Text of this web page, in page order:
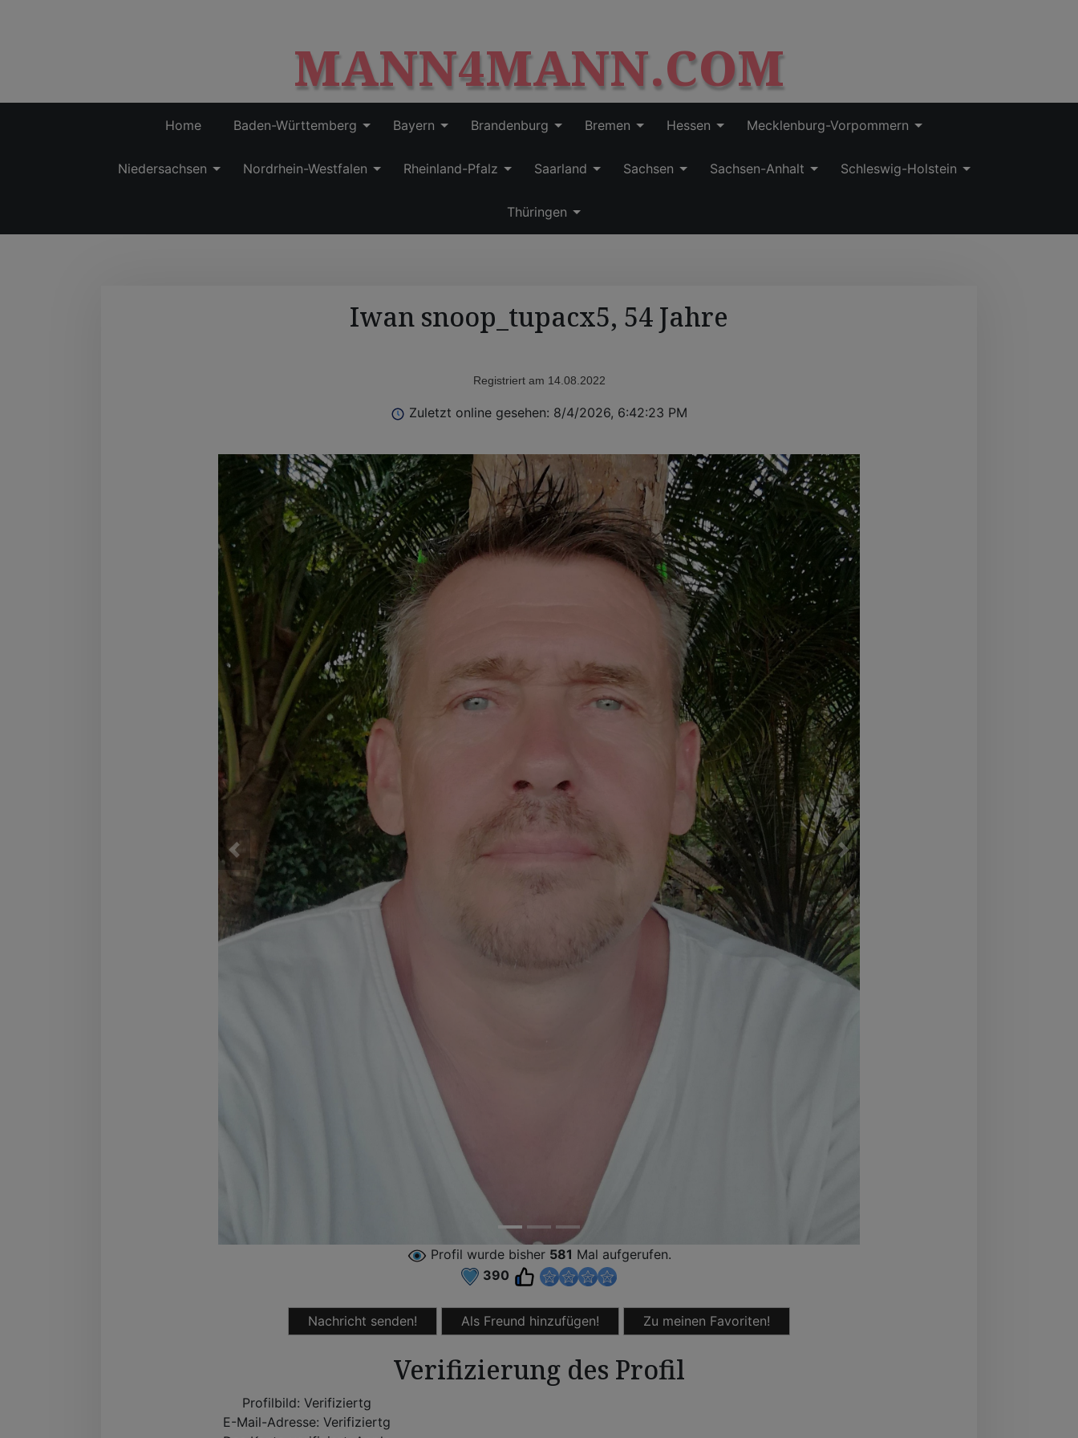
p
t
o
c
n
n
MANN4MANN.COM
Home Baden-Württemberg Bayern Brandenburg Bremen Hessen Mecklenburg-Vorpommern
Niedersachsen Nordrhein-Westfalen Rheinland-Pfalz Saarland Sachsen Sachsen-Anhalt Schleswig-Holstein
Thüringen
Iwan snoop_tupacx5, 54 Jahre
Registriert am 14.08.2022
Zuletzt online gesehen: 8/4/2026, 6:42:23 PM
Profil wurde bisher 581 Mal aufgerufen.
390
Nachricht senden! Als Freund hinzufügen! Zu meinen Favoriten!
Verifizierung des Profil
Profilbild: Verifiziertg
E-Mail-Adresse: Verifiziertg